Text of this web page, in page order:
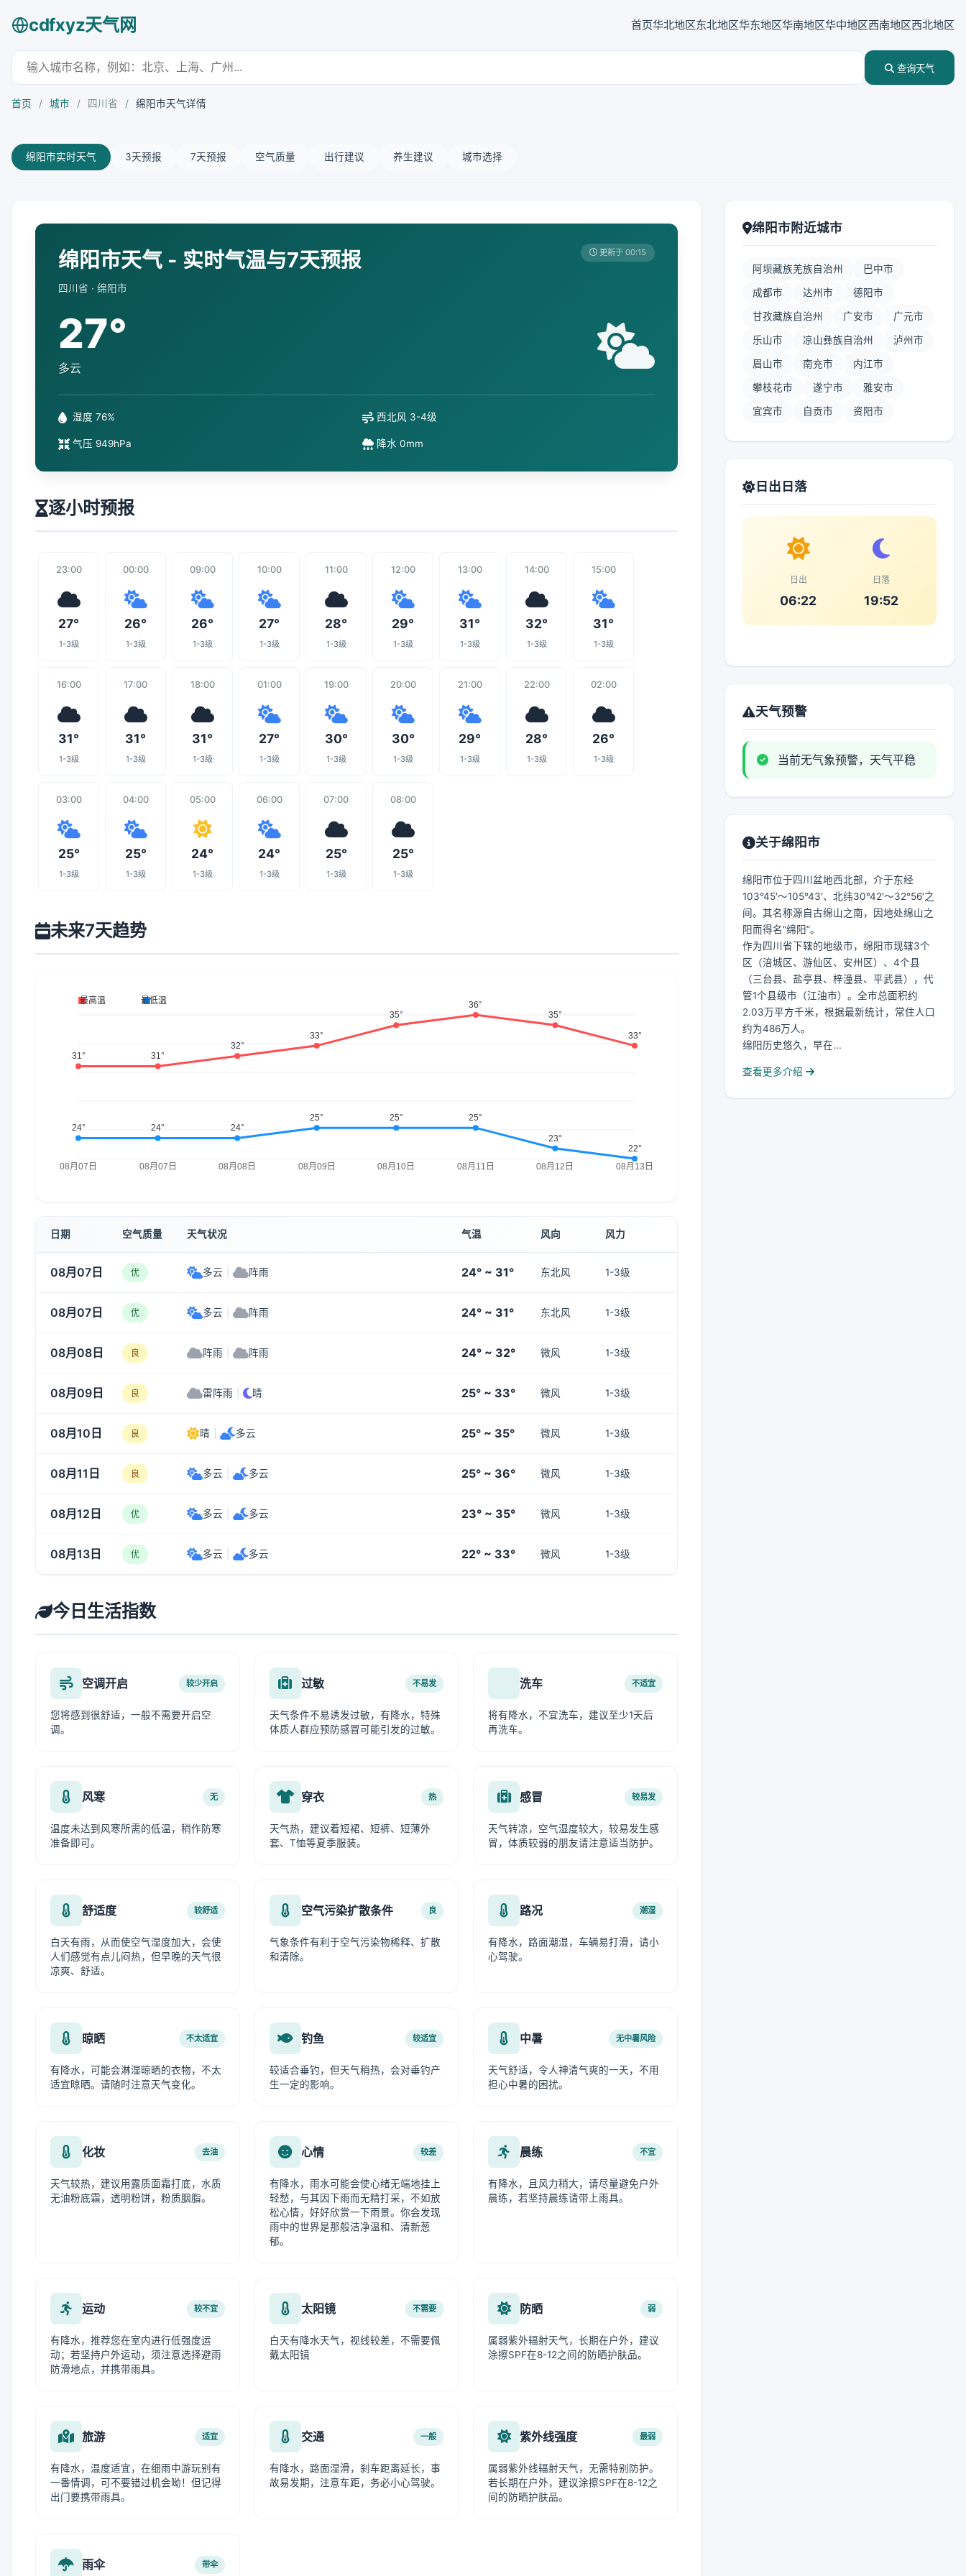
cdfxyz天气网 首页华北地区东北地区华东地区华南地区华中地区西南地区西北地区
查询天气
首页 / 城市 / 四川省 / 绵阳市天气详情
绵阳市实时天气 3天预报 7天预报 空气质量 出行建议 养生建议 城市选择
绵阳市天气 - 实时气温与7天预报
四川省 · 绵阳市
更新于 00:15
27°
多云
湿度 76% 西北风 3-4级
气压 949hPa 降水 0mm
逐小时预报
23:00
27°
1-3级
00:00
26°
1-3级
09:00
26°
1-3级
10:00
27°
1-3级
11:00
28°
1-3级
12:00
29°
1-3级
13:00
31°
1-3级
14:00
32°
1-3级
15:00
31°
1-3级
16:00
31°
1-3级
17:00
31°
1-3级
18:00
31°
1-3级
01:00
27°
1-3级
19:00
30°
1-3级
20:00
30°
1-3级
21:00
29°
1-3级
22:00
28°
1-3级
02:00
26°
1-3级
03:00
25°
1-3级
04:00
25°
1-3级
05:00
24°
1-3级
06:00
24°
1-3级
07:00
25°
1-3级
08:00
25°
1-3级
未来7天趋势
日期 空气质量 天气状况 气温 风向 风力
08月07日 优 多云 阵雨 24° ~ 31° 东北风 1-3级
08月07日 优 多云 阵雨 24° ~ 31° 东北风 1-3级
08月08日 良 阵雨 阵雨 24° ~ 32° 微风 1-3级
08月09日 良 雷阵雨 晴 25° ~ 33° 微风 1-3级
08月10日 良 晴 多云 25° ~ 35° 微风 1-3级
08月11日 良 多云 多云 25° ~ 36° 微风 1-3级
08月12日 优 多云 多云 23° ~ 35° 微风 1-3级
08月13日 优 多云 多云 22° ~ 33° 微风 1-3级
今日生活指数
空调开启 较少开启
您将感到很舒适，一般不需要开启空
调。
过敏 不易发
天气条件不易诱发过敏，有降水，特殊
体质人群应预防感冒可能引发的过敏。
洗车 不适宜
将有降水，不宜洗车，建议至少1天后
再洗车。
风寒 无
温度未达到风寒所需的低温，稍作防寒
准备即可。
穿衣 热
天气热，建议着短裙、短裤、短薄外
套、T恤等夏季服装。
感冒 较易发
天气转凉，空气湿度较大，较易发生感
冒，体质较弱的朋友请注意适当防护。
舒适度 较舒适
白天有雨，从而使空气湿度加大，会使
人们感觉有点儿闷热，但早晚的天气很
凉爽、舒适。
空气污染扩散条件 良
气象条件有利于空气污染物稀释、扩散
和清除。
路况 潮湿
有降水，路面潮湿，车辆易打滑，请小
心驾驶。
晾晒 不太适宜
有降水，可能会淋湿晾晒的衣物，不太
适宜晾晒。请随时注意天气变化。
钓鱼 较适宜
较适合垂钓，但天气稍热，会对垂钓产
生一定的影响。
中暑 无中暑风险
天气舒适，令人神清气爽的一天，不用
担心中暑的困扰。
化妆 去油
天气较热，建议用露质面霜打底，水质
无油粉底霜，透明粉饼，粉质胭脂。
心情 较差
有降水，雨水可能会使心绪无端地挂上
轻愁，与其因下雨而无精打采，不如放
松心情，好好欣赏一下雨景。你会发现
雨中的世界是那般洁净温和、清新葱
郁。
晨练 不宜
有降水，且风力稍大，请尽量避免户外
晨练，若坚持晨练请带上雨具。
运动 较不宜
有降水，推荐您在室内进行低强度运
动；若坚持户外运动，须注意选择避雨
防滑地点，并携带雨具。
太阳镜 不需要
白天有降水天气，视线较差，不需要佩
戴太阳镜
防晒 弱
属弱紫外辐射天气，长期在户外，建议
涂擦SPF在8-12之间的防晒护肤品。
旅游 适宜
有降水，温度适宜，在细雨中游玩别有
一番情调，可不要错过机会呦！但记得
出门要携带雨具。
交通 一般
有降水，路面湿滑，刹车距离延长，事
故易发期，注意车距，务必小心驾驶。
紫外线强度 最弱
属弱紫外线辐射天气，无需特别防护。
若长期在户外，建议涂擦SPF在8-12之
间的防晒护肤品。
雨伞 带伞
绵阳市附近城市
阿坝藏族羌族自治州 巴中市
成都市 达州市 德阳市
甘孜藏族自治州 广安市 广元市
乐山市 凉山彝族自治州 泸州市
眉山市 南充市 内江市
攀枝花市 遂宁市 雅安市
宜宾市 自贡市 资阳市
日出日落
日出
06:22
日落
19:52
天气预警
当前无气象预警，天气平稳
关于绵阳市
绵阳市位于四川盆地西北部，介于东经
103°45′～105°43′、北纬30°42′～32°56′之
间。其名称源自古绵山之南，因地处绵山之
阳而得名“绵阳”。
作为四川省下辖的地级市，绵阳市现辖3个
区（涪城区、游仙区、安州区）、4个县
（三台县、盐亭县、梓潼县、平武县），代
管1个县级市（江油市）。全市总面积约
2.03万平方千米，根据最新统计，常住人口
约为486万人。
绵阳历史悠久，早在...
查看更多介绍